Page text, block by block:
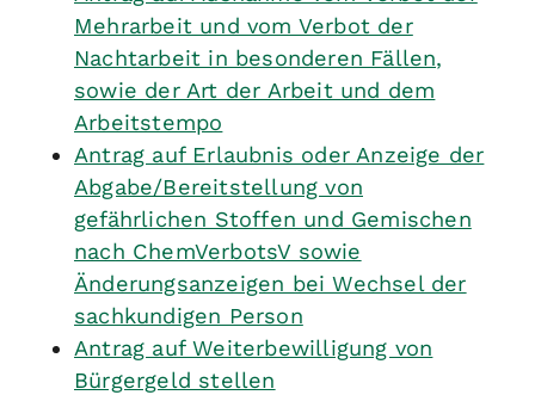
Mehrarbeit und vom Verbot der
Nachtarbeit in besonderen Fällen,
sowie der Art der Arbeit und dem
Arbeitstempo
Antrag auf Erlaubnis oder Anzeige der
Abgabe/Bereitstellung von
gefährlichen Stoffen und Gemischen
nach ChemVerbotsV sowie
Änderungsanzeigen bei Wechsel der
sachkundigen Person
Antrag auf Weiterbewilligung von
Bürgergeld stellen